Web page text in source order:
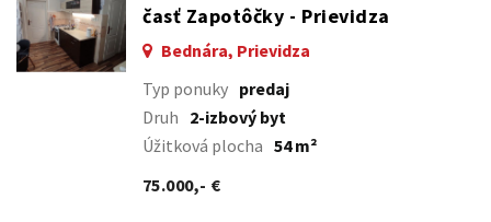
časť Zapotôčky - Prievidza
Bednára, Prievidza
Typ ponuky predaj
Druh 2-izbový byt
Úžitková plocha 54 m²
75.000,- €